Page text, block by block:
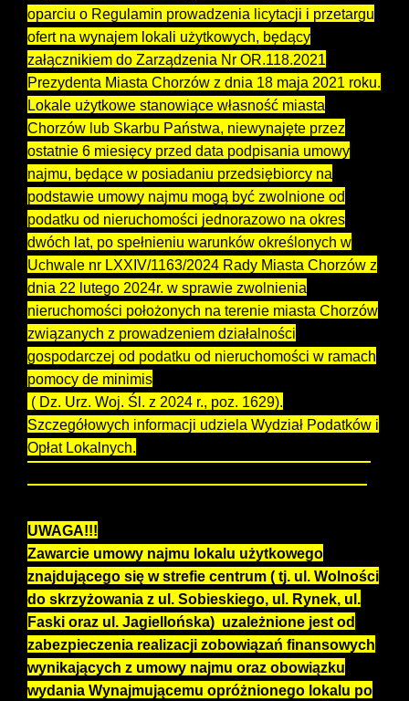
oparciu o Regulamin prowadzenia licytacji i przetargu
ofert na wynajem lokali użytkowych, będący
załącznikiem do Zarządzenia Nr OR.118.2021
Prezydenta Miasta Chorzów z dnia 18 maja 2021 roku.
Lokale użytkowe stanowiące własność miasta
Chorzów lub Skarbu Państwa, niewynajęte przez
ostatnie 6 miesięcy przed data podpisania umowy
najmu, będące w posiadaniu przedsiębiorcy na
podstawie umowy najmu mogą być zwolnione od
podatku od nieruchomości jednorazowo na okres
dwóch lat, po spełnieniu warunków określonych w
Uchwale nr LXXIV/1163/2024 Rady Miasta Chorzów z
dnia 22 lutego 2024r. w sprawie zwolnienia
nieruchomości położonych na terenie miasta Chorzów
związanych z prowadzeniem działalności
gospodarczej od podatku od nieruchomości w ramach
pomocy de minimis
( Dz. Urz. Woj. Śl. z 2024 r., poz. 1629).
Szczegółowych informacji udziela Wydział Podatków i
Opłat Lokalnych.
UWAGA!!!
Zawarcie umowy najmu lokalu użytkowego
znajdującego się w strefie centrum ( tj. ul. Wolności
do skrzyżowania z ul. Sobieskiego, ul. Rynek, ul.
Faski oraz ul. Jagiellońska) uzależnione jest od
zabezpieczenia realizacji zobowiązań finansowych
wynikających z umowy najmu oraz obowiązku
wydania Wynajmującemu opróżnionego lokalu po